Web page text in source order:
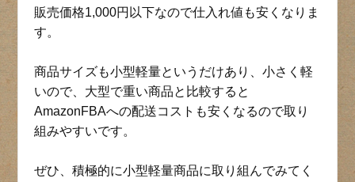
販売価格1,000円以下なので仕入れ値も安くなりま
す。
商品サイズも小型軽量というだけあり、小さく軽
いので、大型で重い商品と比較すると
AmazonFBAへの配送コストも安くなるので取り
組みやすいです。
ぜひ、積極的に小型軽量商品に取り組んでみてく